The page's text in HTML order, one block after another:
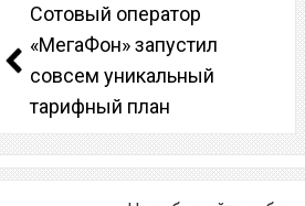
Сотовый оператор
«МегаФон» запустил
совсем уникальный
тарифный план